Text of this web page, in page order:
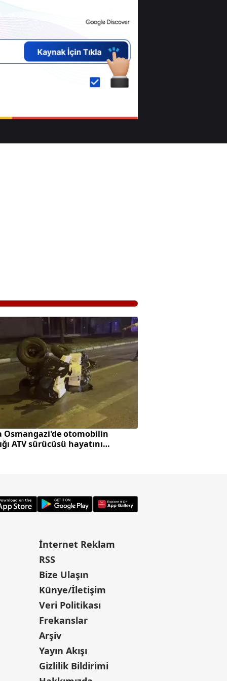
Osmangazi'de otomobilin
ATV sürücüsü hayatını
İnternet Reklam
RSS
Bize Ulaşın
Künye/İletişim
Veri Politikası
Frekanslar
Arşiv
Yayın Akışı
Gizlilik Bildirimi